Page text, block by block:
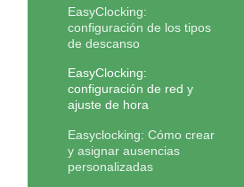
EasyClocking:
configuración de los tipos
de descanso
EasyClocking:
configuración de red y
ajuste de hora
Easyclocking: Cómo crear
y asignar ausencias
personalizadas